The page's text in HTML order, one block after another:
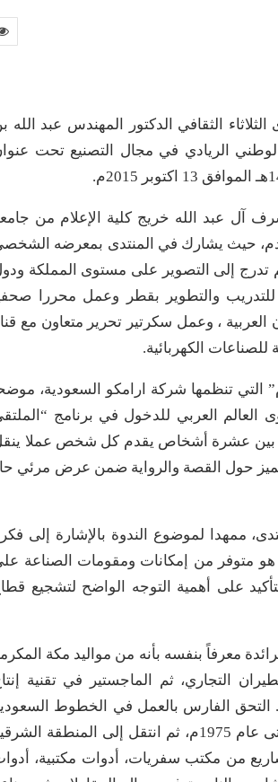
الثقافي الدكتور المهندس عبد الله
الريادي في مجال التصنيع تحت
آل عبد الله خريج كلية الإعلام من
حيث يشارك في المنتدى بمعرضه
تدرج إلى التصوير على مستوى المملكة
والتطوير بقطر وعمل محررا
، وعمل سكرتير تحرير متعاون مع
الكهربائية.
التي تنظمها شركة ارامكو السعودية،
العربي للدخول في برنامج
بين عشرة أشخاص يقدم كل شخص عملا
حول القصة والرواية ضمن عرض مرئي
ممهدا لموضوع الندوة بالإشارة إلى
هو متوفر من إمكانات ومقومات الصناعة
على أهمية التوجه الواضح لتشجيع
معرفاً بنفسه بأنه من مواليد مكة
1978م في مجال علوم الطيران التجاري، ثم الماجستير في تقنية
عام 1982م، ثم الدكتوراه في تقنية المعدات الثقيلة عام 2011م. التحق الفارس بالعمل في الخطوط
1969م وتدرج فيها حتى أصبح مدير إدارة إقليم الخليج بالشرق الوسط حتى عام 1975م، ثم انتقل إلى المنطقة
من مكتب سفريات، أدوات مكتبية،